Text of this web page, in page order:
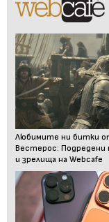
Любимите ни битки
Вестерос: Подредени
и зрелища на Webcafe